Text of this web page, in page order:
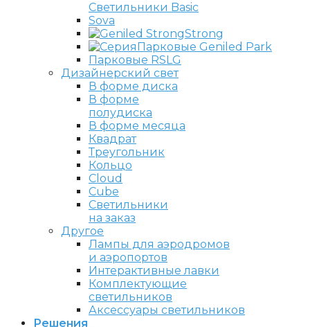
Светильники Basic
Sova
Strong
Парковые Geniled Park
Парковые RSLG
Дизайнерский свет
В форме диска
В форме
полудиска
В форме месяца
Квадрат
Треугольник
Кольцо
Cloud
Cube
Светильники
на заказ
Другое
Лампы для аэродромов
и аэропортов
Интерактивные лавки
Комплектующие
светильников
Аксессуары светильников
Решения